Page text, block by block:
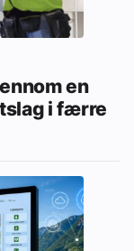
en
i færre